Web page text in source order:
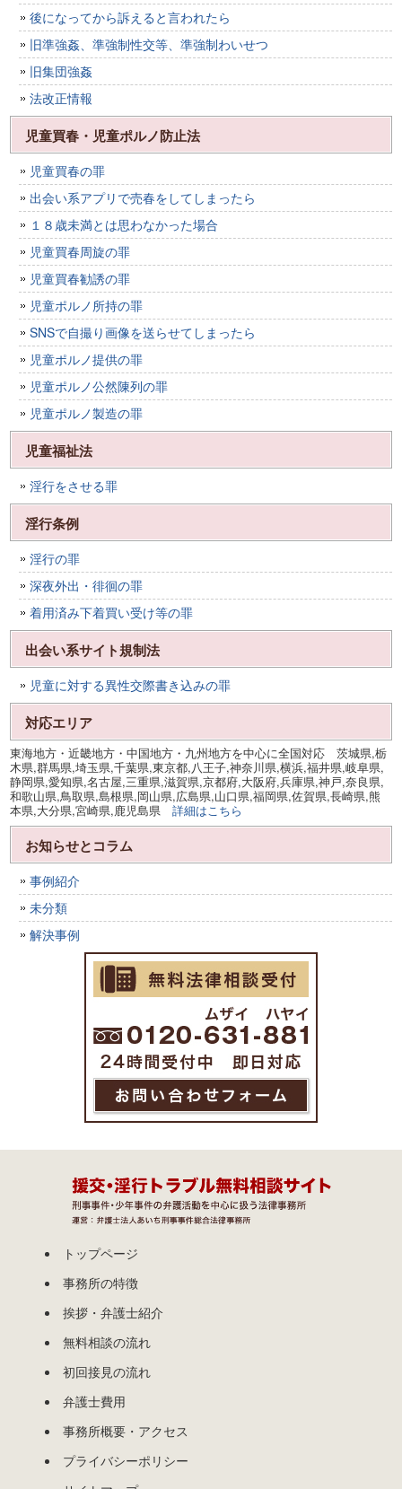
後になってから訴えると言われたら
旧準強姦、準強制性交等、準強制わいせつ
旧集団強姦
法改正情報
児童買春・児童ポルノ防止法
児童買春の罪
出会い系アプリで売春をしてしまったら
１８歳未満とは思わなかった場合
児童買春周旋の罪
児童買春勧誘の罪
児童ポルノ所持の罪
SNSで自撮り画像を送らせてしまったら
児童ポルノ提供の罪
児童ポルノ公然陳列の罪
児童ポルノ製造の罪
児童福祉法
淫行をさせる罪
淫行条例
淫行の罪
深夜外出・徘徊の罪
着用済み下着買い受け等の罪
出会い系サイト規制法
児童に対する異性交際書き込みの罪
対応エリア
東海地方・近畿地方・中国地方・九州地方を中心に全国対応 茨城県,栃
木県,群馬県,埼玉県,千葉県,東京都,八王子,神奈川県,横浜,福井県,岐阜県,
静岡県,愛知県,名古屋,三重県,滋賀県,京都府,大阪府,兵庫県,神戸,奈良県,
和歌山県,鳥取県,島根県,岡山県,広島県,山口県,福岡県,佐賀県,長崎県,熊
本県,大分県,宮崎県,鹿児島県詳細はこちら
お知らせとコラム
事例紹介
未分類
解決事例
トップページ
事務所の特徴
挨拶・弁護士紹介
無料相談の流れ
初回接見の流れ
弁護士費用
事務所概要・アクセス
プライバシーポリシー